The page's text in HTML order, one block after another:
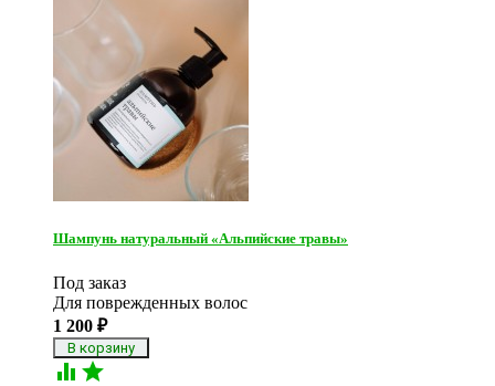
Шампунь натуральный «Альпийские травы»
Под заказ
Для поврежденных волос
1 200 ₽
 